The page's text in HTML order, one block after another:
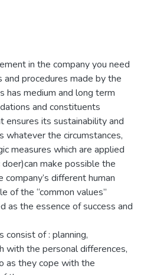
in the company you need
and procedures made by the
has medium and long term
and constituents
its sustainability and
whatever the circumstances,
measures which are applied
make possible the
different human
of the “common values”
as the essence of success and
consist of : planning,
with the personal differences,
as they cope with the